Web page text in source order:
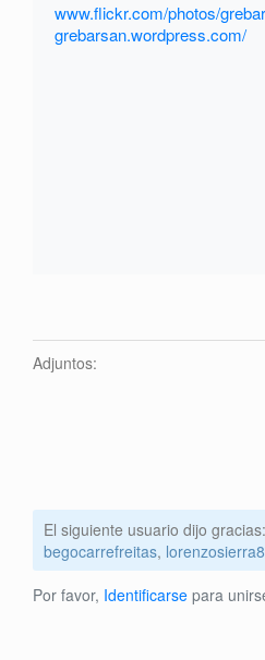
www.flickr.com/photos/
grebarsan.wordpress.com/
Adjuntos:
El siguiente usuario dijo gracias:
begocarrefreitas,
Por favor, Identificarse para